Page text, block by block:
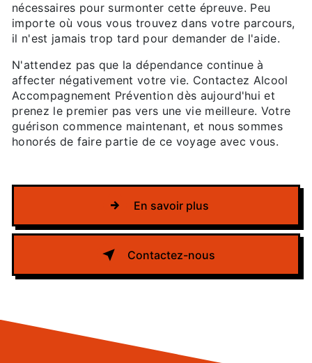
nécessaires pour surmonter cette épreuve. Peu
importe où vous vous trouvez dans votre parcours,
il n'est jamais trop tard pour demander de l'aide.
N'attendez pas que la dépendance continue à
affecter négativement votre vie. Contactez Alcool
Accompagnement Prévention dès aujourd'hui et
prenez le premier pas vers une vie meilleure. Votre
guérison commence maintenant, et nous sommes
honorés de faire partie de ce voyage avec vous.
En savoir plus
Contactez-nous